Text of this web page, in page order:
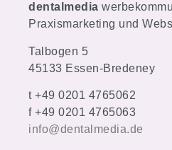
dentalmedia
Praxismarketing und
Talbogen 5
45133 Essen-Bredeney
t +49 0201 4765062
f +49 0201 4765063
info@dentalmedia.de